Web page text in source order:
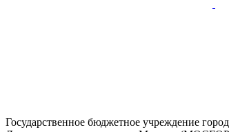
Государственное бюджетное учреждение